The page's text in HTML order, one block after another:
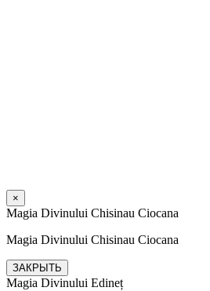
×
Magia Divinului Chisinau Ciocana
Magia Divinului Chisinau Ciocana
ЗАКРЫТЬ
Magia Divinului Edineț